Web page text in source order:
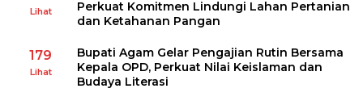
Lihat
Perkuat Komitmen Lindungi Lahan Pertanian
dan Ketahanan Pangan
179
Lihat
Bupati Agam Gelar Pengajian Rutin Bersama
Kepala OPD, Perkuat Nilai Keislaman dan
Budaya Literasi